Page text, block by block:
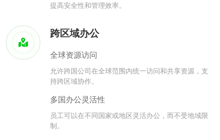
提高安全性和管理效率。
跨区域办公
全球资源访问
允许跨国公司在全球范围内统一访问和共享资源，支
持跨区域协作。
多国办公灵活性
员工可以在不同国家或地区灵活办公，而不受地域限
制。